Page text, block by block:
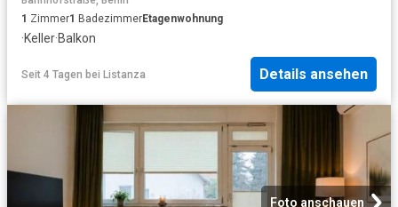
1 Zimmer1 BadezimmerEtagenwohnung
·Keller·Balkon
Seit 4 Tagen bei Listanza Details ansehen
Foto anschauen